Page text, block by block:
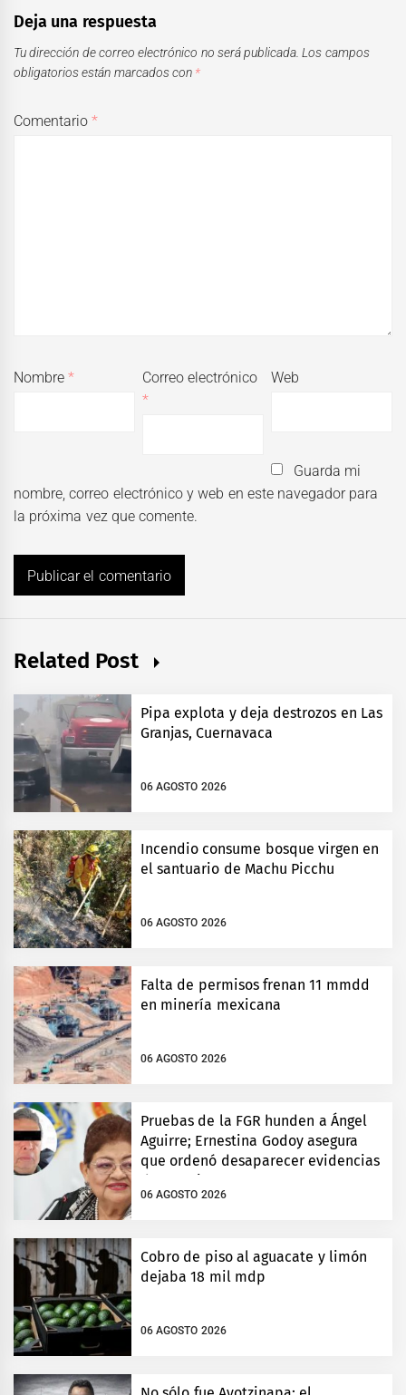
Deja una respuesta
Tu dirección de correo electrónico no será publicada. Los campos
obligatorios están marcados con *
Comentario*
Nombre*
Correo electrónico
*
Web
Guarda mi
nombre, correo electrónico y web en este navegador para
la próxima vez que comente.
Related Post
Pipa explota y deja destrozos en Las
Granjas, Cuernavaca
06 AGOSTO 2026
Incendio consume bosque virgen en
el santuario de Machu Picchu
06 AGOSTO 2026
Falta de permisos frenan 11 mmdd
en minería mexicana
06 AGOSTO 2026
Pruebas de la FGR hunden a Ángel
Aguirre; Ernestina Godoy asegura
que ordenó desaparecer evidencias
de Ayotzinapa
06 AGOSTO 2026
Cobro de piso al aguacate y limón
dejaba 18 mil mdp
06 AGOSTO 2026